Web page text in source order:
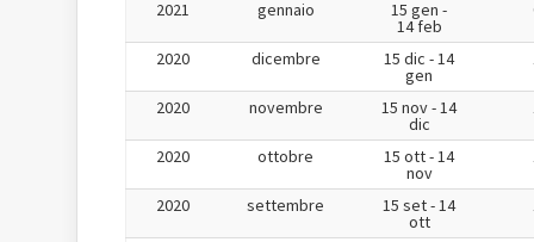
2021 gennaio 15 gen -
14 feb
2020 dicembre 15 dic - 14
gen
2020 novembre 15 nov - 14
dic
2020 ottobre 15 ott - 14
nov
2020 settembre 15 set - 14
ott